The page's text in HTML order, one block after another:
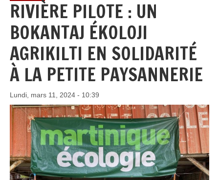
RIVIÈRE PILOTE : UN
BOKANTAJ ÉKOLOJI
AGRIKILTI EN SOLIDARITÉ
À LA PETITE PAYSANNERIE
Lundi, mars 11, 2024 - 10:39